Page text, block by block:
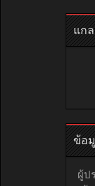
แก
ข้อ
ผู้ป